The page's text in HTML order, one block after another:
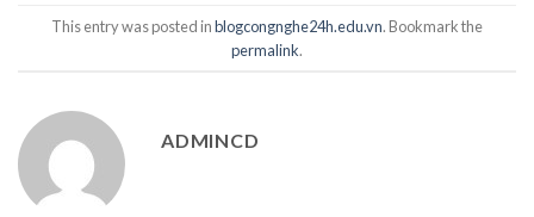
This entry was posted inblogcongnghe24h.edu.vn. Bookmark the
permalink.
ADMINCD